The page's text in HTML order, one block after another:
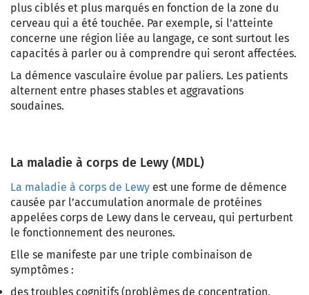
plus ciblés et plus marqués en fonction de la zone du
cerveau qui a été touchée. Par exemple, si l’atteinte
concerne une région liée au langage, ce sont surtout les
capacités à parler ou à comprendre qui seront affectées.
La démence vasculaire évolue par paliers. Les patients
alternent entre phases stables et aggravations
soudaines.
La maladie à corps de Lewy (MDL)
La maladie à corps de Lewy est une forme de démence
causée par l’accumulation anormale de protéines
appelées corps de Lewy dans le cerveau, qui perturbent
le fonctionnement des neurones.
Elle se manifeste par une triple combinaison de
symptômes :
des troubles cognitifs (problèmes de concentration,